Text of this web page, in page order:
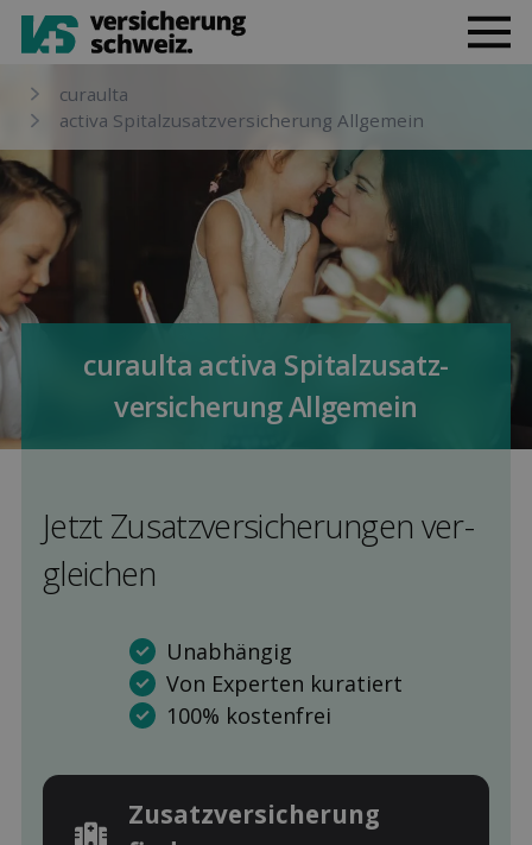
curaulta
activa Spital­zusatz­versicherung Allgemein
curaulta activa Spital­zusatz­
versicherung Allgemein
Jetzt Zusatz­versicherungen ver­
gleichen
Unabhängig
Von Experten kuratiert
100% kostenfrei
Zusatz­versicherung